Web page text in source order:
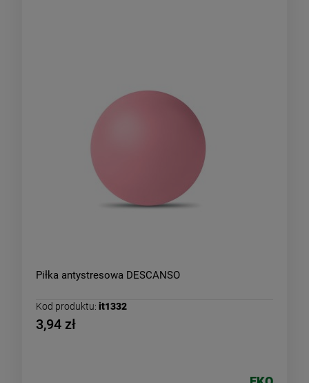
Piłka antystresowa DESCANSO
Kod produktu: it1332
3,94 zł